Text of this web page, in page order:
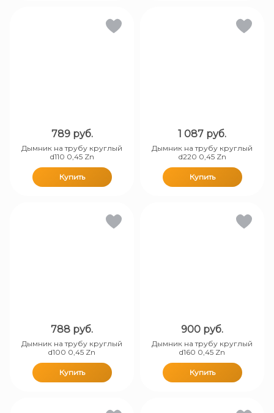
789 руб.
Дымник на трубу круглый
d110 0,45 Zn
Купить
1 087 руб.
Дымник на трубу круглый
d220 0,45 Zn
Купить
788 руб.
Дымник на трубу круглый
d100 0,45 Zn
Купить
900 руб.
Дымник на трубу круглый
d160 0,45 Zn
Купить